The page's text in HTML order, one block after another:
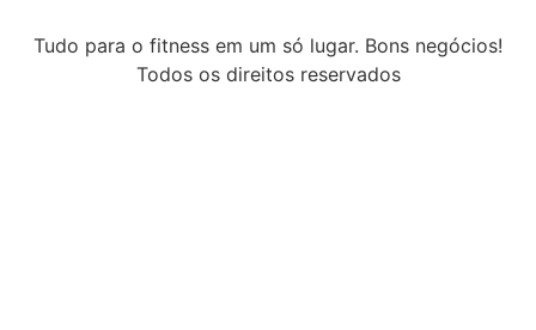
Tudo para o fitness em um só lugar. Bons negócios!
Todos os direitos reservados